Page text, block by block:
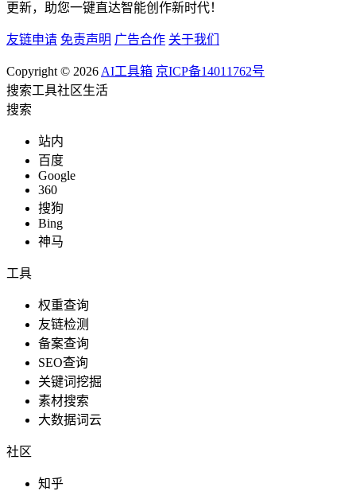
更新，助您一键直达智能创作新时代！
友链申请 免责声明 广告合作 关于我们
Copyright © 2026 AI工具箱 京ICP备14011762号
搜索工具社区生活
搜索
站内
百度
Google
360
搜狗
Bing
神马
工具
权重查询
友链检测
备案查询
SEO查询
关键词挖掘
素材搜索
大数据词云
社区
知乎